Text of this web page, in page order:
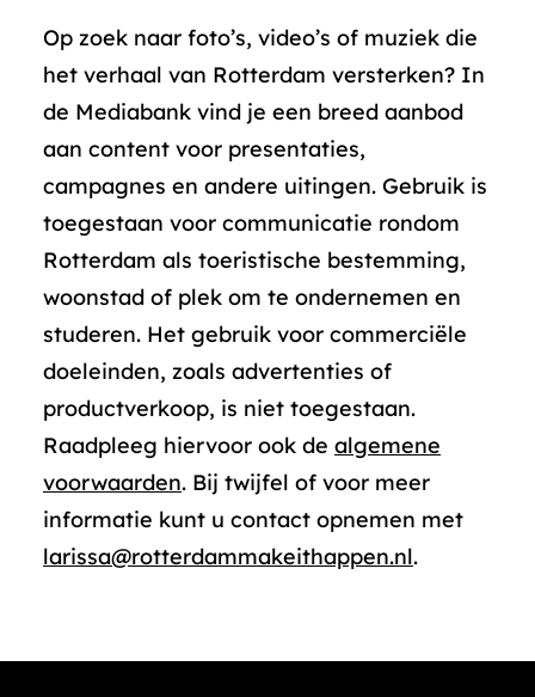
Op zoek naar foto’s, video’s of muziek die
het verhaal van Rotterdam versterken? In
de Mediabank vind je een breed aanbod
aan content voor presentaties,
campagnes en andere uitingen. Gebruik is
toegestaan voor communicatie rondom
Rotterdam als toeristische bestemming,
woonstad of plek om te ondernemen en
studeren. Het gebruik voor commerciële
doeleinden, zoals advertenties of
productverkoop, is niet toegestaan.
Raadpleeg hiervoor ook de algemene
voorwaarden. Bij twijfel of voor meer
informatie kunt u contact opnemen met
larissa@rotterdammakeithappen.nl.